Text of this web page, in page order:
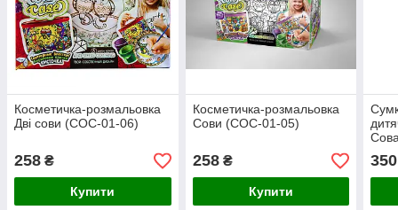
Косметичка-розмальовка
Дві сови (COC-01-06)
258 ₴
Купити
Косметичка-розмальовка
Сови (COC-01-05)
258₴
Купити
350